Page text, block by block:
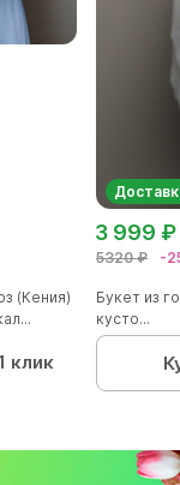
(Кения)
клик
5320 ₽ -
3 999 ₽
Букет из
кусто...